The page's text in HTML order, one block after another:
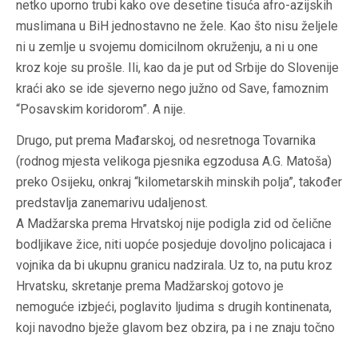
netko uporno trubi kako ove desetine tisuća afro-azijskih
muslimana u BiH jednostavno ne žele. Kao što nisu željele
ni u zemlje u svojemu domicilnom okruženju, a ni u one
kroz koje su prošle. Ili, kao da je put od Srbije do Slovenije
kraći ako se ide sjeverno nego južno od Save, famoznim
“Posavskim koridorom”. A nije.
Drugo, put prema Mađarskoj, od nesretnoga Tovarnika
(rodnog mjesta velikoga pjesnika egzodusa A.G. Matoša)
preko Osijeku, onkraj “kilometarskih minskih polja”, također
predstavlja zanemarivu udaljenost.
A Madžarska prema Hrvatskoj nije podigla zid od čelične
bodljikave žice, niti uopće posjeduje dovoljno policajaca i
vojnika da bi ukupnu granicu nadzirala. Uz to, na putu kroz
Hrvatsku, skretanje prema Madžarskoj gotovo je
nemoguće izbjeći, poglavito ljudima s drugih kontinenata,
koji navodno bježe glavom bez obzira, pa i ne znaju točno